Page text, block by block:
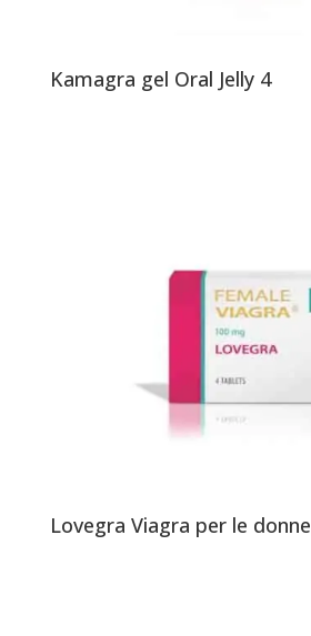
Kamagra gel Oral Jelly 4
Lovegra Viagra per le donne